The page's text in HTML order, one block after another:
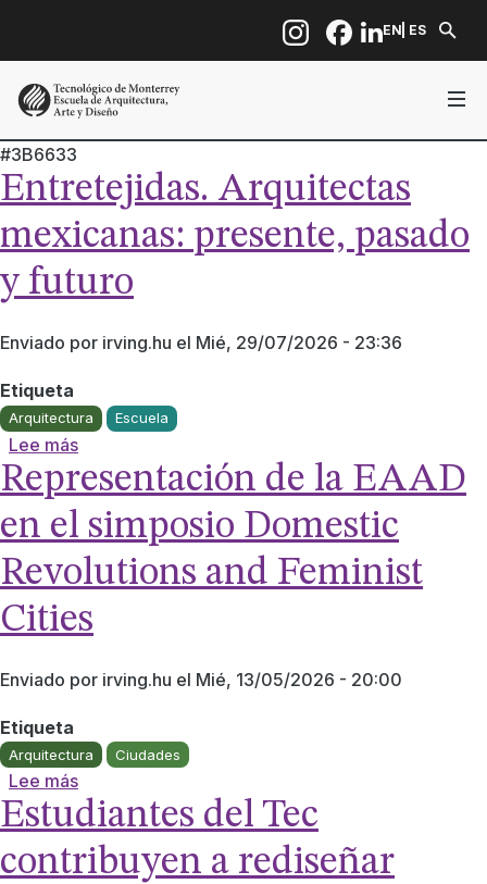
EN ES
#3B6633
Entretejidas. Arquitectas
mexicanas: presente, pasado
y futuro
Enviado por irving.hu el Mié, 29/07/2026 - 23:36
Etiqueta
Arquitectura Escuela
Lee mássobre Entretejidas. Arquitectas mexicanas:
Representación de la EAAD
en el simposio Domestic
Revolutions and Feminist
Cities
Enviado por irving.hu el Mié, 13/05/2026 - 20:00
Etiqueta
Arquitectura Ciudades
Lee mássobre Representación de la EAAD en el
Estudiantes del Tec
contribuyen a rediseñar